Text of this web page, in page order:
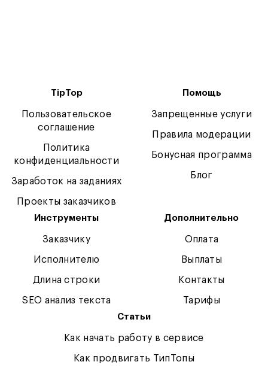
TipTop
Пользовательское
соглашение
Политика
конфиденциальности
Заработок на заданиях
Проекты заказчиков
Помощь
Запрещенные услуги
Правила модерации
Бонусная программа
Блог
Инструменты
Заказчику
Исполнителю
Длина строки
SEO анализ текста
Дополнительно
Оплата
Выплаты
Контакты
Тарифы
Статьи
Как начать работу в сервисе
Как продвигать ТипТопы